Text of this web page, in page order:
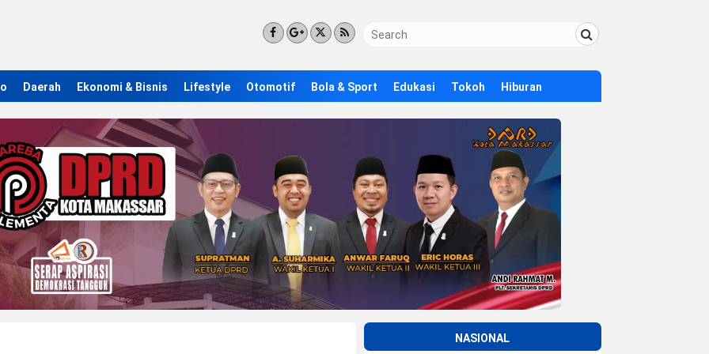
Daerah Ekonomi & Bisnis Lifestyle Otomotif Bola & Sport Edukasi Tokoh Hiburan
NASIONAL